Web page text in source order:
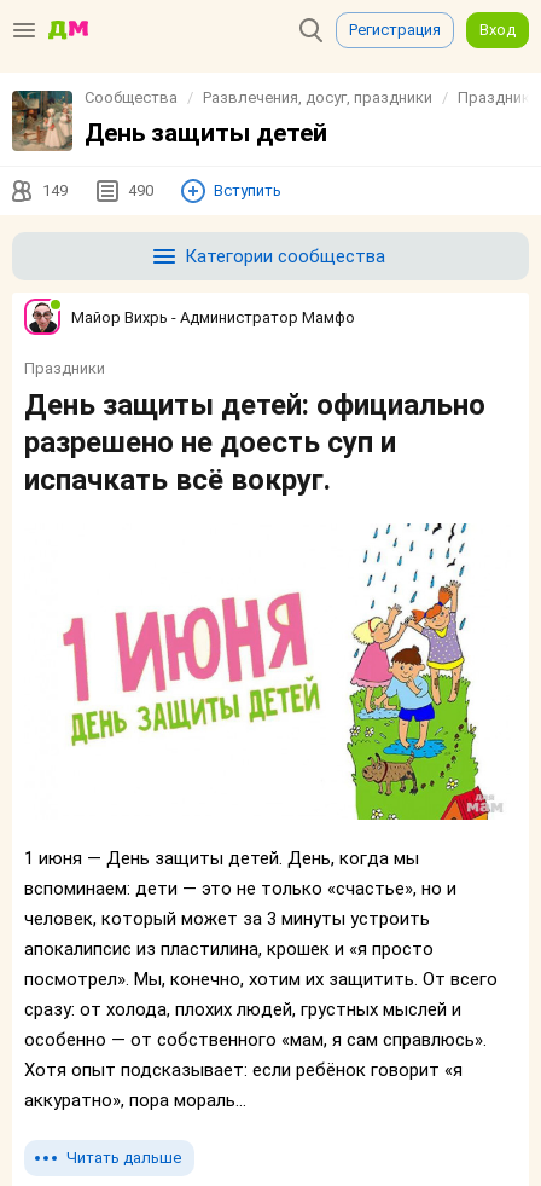
Регистрация Вход
Сообщества Развлечения, досуг, праздники Праздники
День защиты детей
149 490 Вступить
Категории сообщества
Майор Вихрь - Администратор Мамфо
Праздники
День защиты детей: официально
разрешено не доесть суп и
испачкать всё вокруг.
1 июня — День защиты детей. День, когда мы
вспоминаем: дети — это не только «счастье», но и
человек, который может за 3 минуты устроить
апокалипсис из пластилина, крошек и «я просто
посмотрел». Мы, конечно, хотим их защитить. От всего
сразу: от холода, плохих людей, грустных мыслей и
особенно — от собственного «мам, я сам справлюсь».
Хотя опыт подсказывает: если ребёнок говорит «я
аккуратно», пора мораль...
Читать дальше